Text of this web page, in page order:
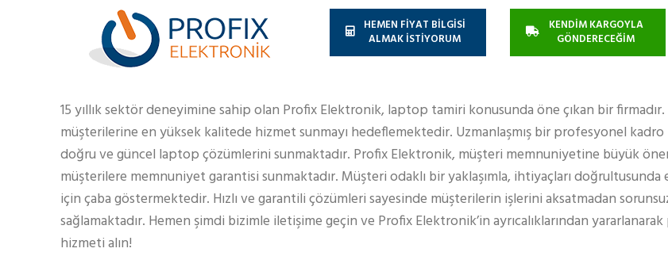
HEMEN FİYAT BİLGİSİ
ALMAK İSTİYORUM
KENDİM KARGOYLA
GÖNDERECEĞİM
15 yıllık sektör deneyimine sahip olan Profix Elektronik, laptop tamiri konusunda öne çıkan bir
müşterilerine en yüksek kalitede hizmet sunmayı hedeflemektedir. Uzmanlaşmış bir profesyonel kadro
doğru ve güncel laptop çözümlerini sunmaktadır. Profix Elektronik, müşteri memnuniyetine büyük
müşterilere memnuniyet garantisi sunmaktadır. Müşteri odaklı bir yaklaşımla, ihtiyaçları
için çaba göstermektedir. Hızlı ve garantili çözümleri sayesinde müşterilerin işlerini aksatmadan
sağlamaktadır. Hemen şimdi bizimle iletişime geçin ve Profix Elektronik’in ayrıcalıklarından
hizmeti alın!